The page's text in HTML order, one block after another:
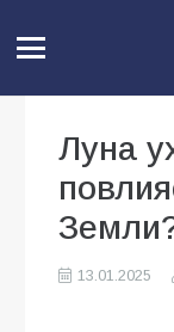
Луна
13.01.2025